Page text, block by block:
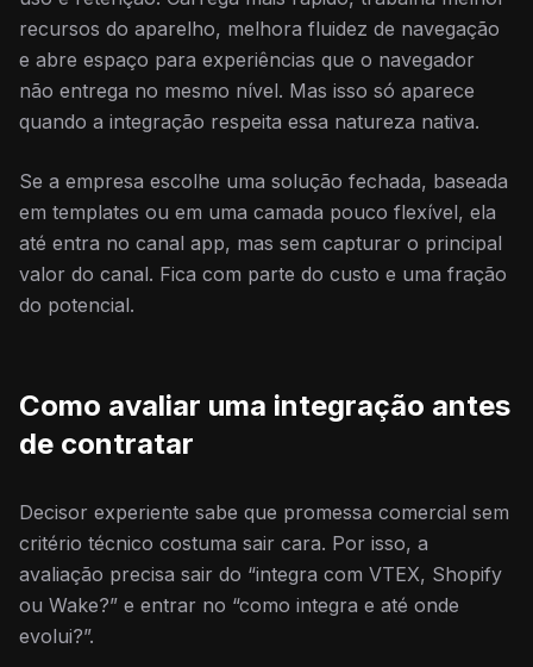
recursos do aparelho, melhora fluidez de navegação
e abre espaço para experiências que o navegador
não entrega no mesmo nível. Mas isso só aparece
quando a integração respeita essa natureza nativa.
Se a empresa escolhe uma solução fechada, baseada
em templates ou em uma camada pouco flexível, ela
até entra no canal app, mas sem capturar o principal
valor do canal. Fica com parte do custo e uma fração
do potencial.
Como avaliar uma integração antes
de contratar
Decisor experiente sabe que promessa comercial sem
critério técnico costuma sair cara. Por isso, a
avaliação precisa sair do “integra com VTEX, Shopify
ou Wake?” e entrar no “como integra e até onde
evolui?”.